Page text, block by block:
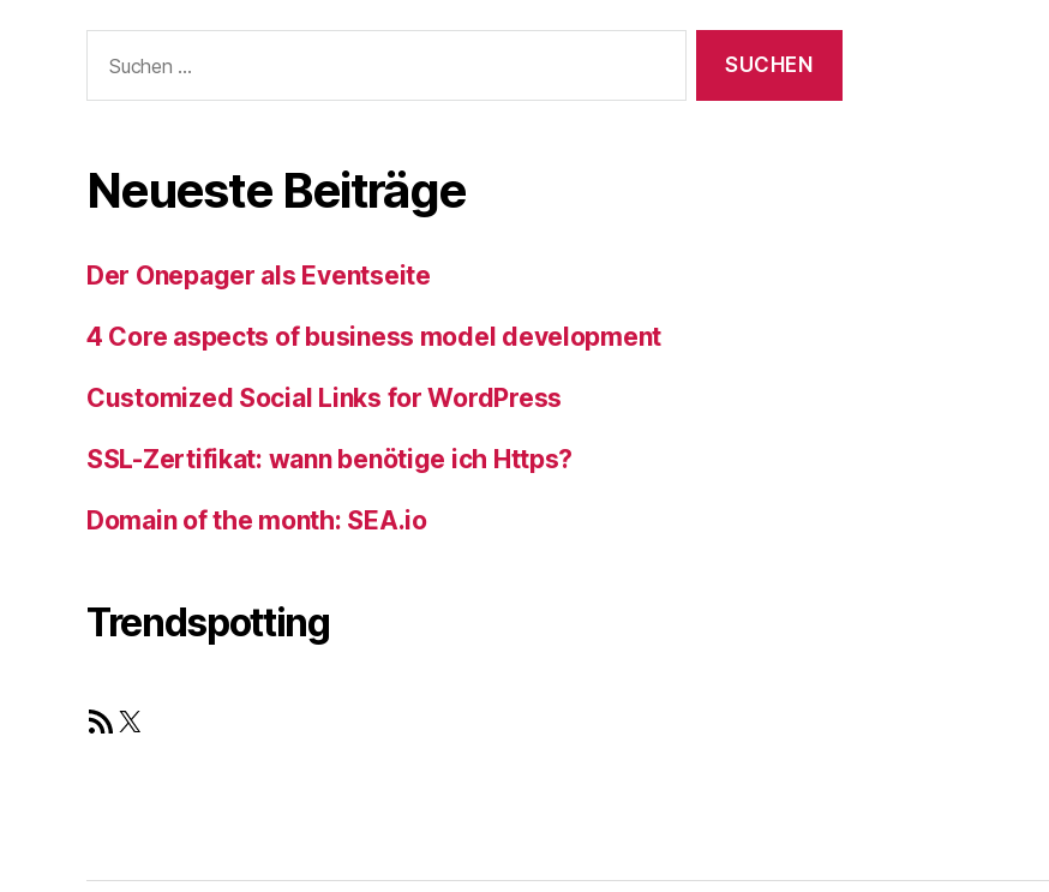
nach:
Neueste Beiträge
Der Onepager als Eventseite
4 Core aspects of business model development
Customized Social Links for WordPress
SSL-Zertifikat: wann benötige ich Https?
Domain of the month: SEA.io
Trendspotting
RSS Feed
X